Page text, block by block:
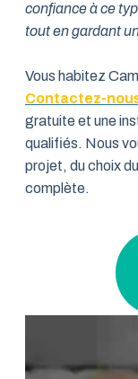
confiance à ce
tout en gardant
Vous habitez
Contactez-
gratuite et une
qualifiés. Nous
projet, du choix
complète.